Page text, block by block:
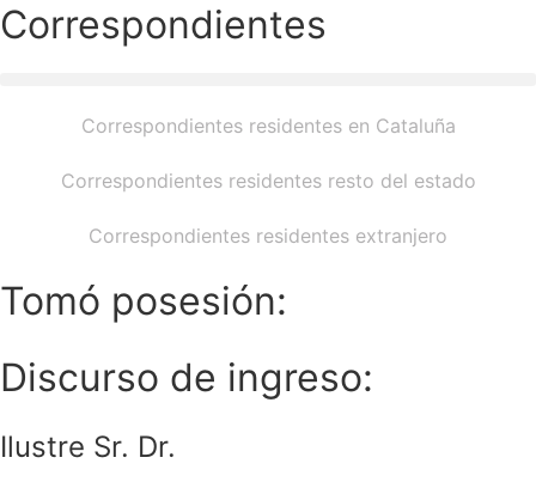
Correspondientes
Correspondientes residentes en Cataluña
Correspondientes residentes resto del estado
Correspondientes residentes extranjero
Tomó posesión:
Discurso de ingreso:
Ilustre Sr. Dr.